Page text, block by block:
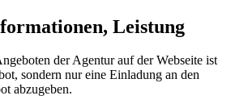
Leistung
der Agentur auf der Webseite ist
sondern nur eine Einladung an den
abzugeben.